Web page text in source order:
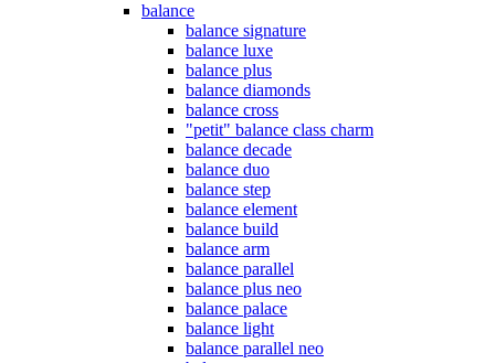
balance
balance signature
balance luxe
balance plus
balance diamonds
balance cross
"petit" balance class charm
balance decade
balance duo
balance step
balance element
balance build
balance arm
balance parallel
balance plus neo
balance palace
balance light
balance parallel neo